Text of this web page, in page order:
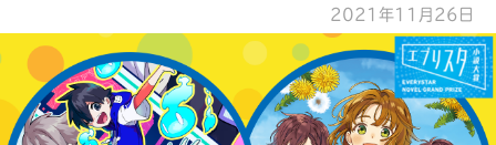
2021年11月26日